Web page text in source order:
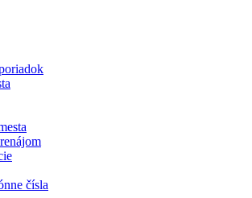
čísla